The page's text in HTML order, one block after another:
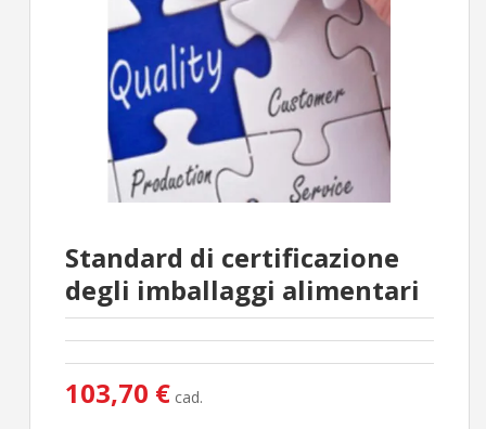
Standard di certificazione
degli imballaggi alimentari
103,70 € cad.